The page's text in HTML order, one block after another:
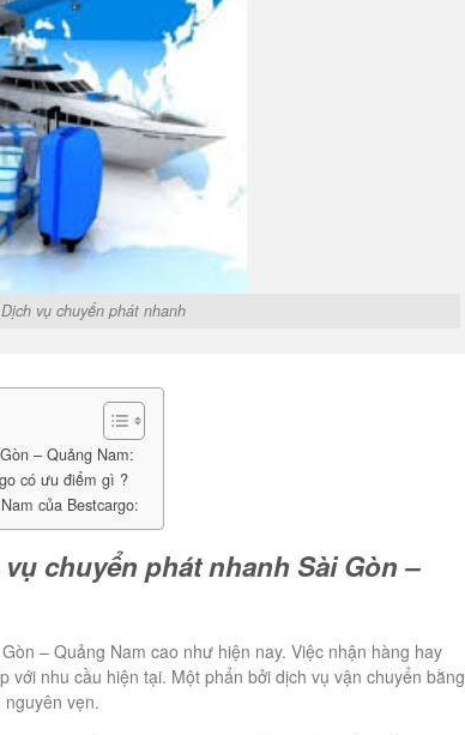
phát nhanh
– Quảng Nam:
có ưu điểm gì ?
của Bestcargo:
chuyển phát nhanh Sài Gòn –
– Quảng Nam cao như hiện nay. Việc nhận hàng hay
nhu cầu hiện tại. Một phẩn bởi dịch vụ vận chuyển bằng
vẹn.